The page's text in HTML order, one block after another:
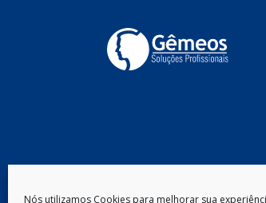
Nós utilizamos Cookies para melhorar sua